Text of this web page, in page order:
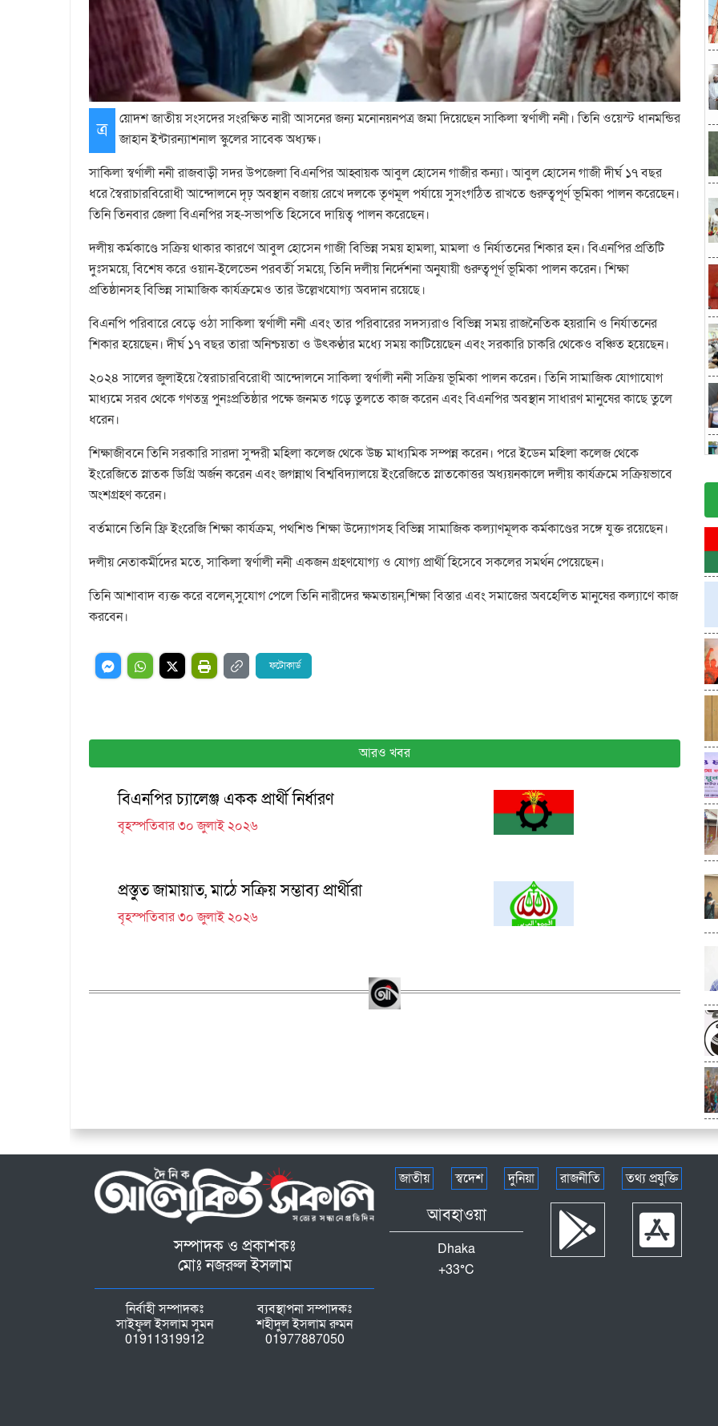
ত্র
য়োদশ জাতীয় সংসদের সংরক্ষিত নারী আসনের জন্য মনোনয়নপত্র জমা দিয়েছেন সাকিলা স্বর্ণালী ননী। তিনি ওয়েস্ট ধানমন্ডির
জাহান ইন্টারন্যাশনাল স্কুলের সাবেক অধ্যক্ষ।
সাকিলা স্বর্ণালী ননী রাজবাড়ী সদর উপজেলা বিএনপির আহ্বায়ক আবুল হোসেন গাজীর কন্যা। আবুল হোসেন গাজী দীর্ঘ ১৭ বছর
ধরে স্বৈরাচারবিরোধী আন্দোলনে দৃঢ় অবস্থান বজায় রেখে দলকে তৃণমূল পর্যায়ে সুসংগঠিত রাখতে গুরুত্বপূর্ণ ভূমিকা পালন করেছেন।
তিনি তিনবার জেলা বিএনপির সহ-সভাপতি হিসেবে দায়িত্ব পালন করেছেন।
দলীয় কর্মকাণ্ডে সক্রিয় থাকার কারণে আবুল হোসেন গাজী বিভিন্ন সময় হামলা, মামলা ও নির্যাতনের শিকার হন। বিএনপির প্রতিটি
দুঃসময়ে, বিশেষ করে ওয়ান-ইলেভেন পরবর্তী সময়ে, তিনি দলীয় নির্দেশনা অনুযায়ী গুরুত্বপূর্ণ ভূমিকা পালন করেন। শিক্ষা
প্রতিষ্ঠানসহ বিভিন্ন সামাজিক কার্যক্রমেও তার উল্লেখযোগ্য অবদান রয়েছে।
বিএনপি পরিবারে বেড়ে ওঠা সাকিলা স্বর্ণালী ননী এবং তার পরিবারের সদস্যরাও বিভিন্ন সময় রাজনৈতিক হয়রানি ও নির্যাতনের
শিকার হয়েছেন। দীর্ঘ ১৭ বছর তারা অনিশ্চয়তা ও উৎকণ্ঠার মধ্যে সময় কাটিয়েছেন এবং সরকারি চাকরি থেকেও বঞ্চিত হয়েছেন।
২০২৪ সালের জুলাইয়ে স্বৈরাচারবিরোধী আন্দোলনে সাকিলা স্বর্ণালী ননী সক্রিয় ভূমিকা পালন করেন। তিনি সামাজিক যোগাযোগ
মাধ্যমে সরব থেকে গণতন্ত্র পুনঃপ্রতিষ্ঠার পক্ষে জনমত গড়ে তুলতে কাজ করেন এবং বিএনপির অবস্থান সাধারণ মানুষের কাছে তুলে
ধরেন।
শিক্ষাজীবনে তিনি সরকারি সারদা সুন্দরী মহিলা কলেজ থেকে উচ্চ মাধ্যমিক সম্পন্ন করেন। পরে ইডেন মহিলা কলেজ থেকে
ইংরেজিতে স্নাতক ডিগ্রি অর্জন করেন এবং জগন্নাথ বিশ্ববিদ্যালয়ে ইংরেজিতে স্নাতকোত্তর অধ্যয়নকালে দলীয় কার্যক্রমে সক্রিয়ভাবে
অংশগ্রহণ করেন।
বর্তমানে তিনি ফ্রি ইংরেজি শিক্ষা কার্যক্রম, পথশিশু শিক্ষা উদ্যোগসহ বিভিন্ন সামাজিক কল্যাণমূলক কর্মকাণ্ডের সঙ্গে যুক্ত রয়েছেন।
দলীয় নেতাকর্মীদের মতে, সাকিলা স্বর্ণালী ননী একজন গ্রহণযোগ্য ও যোগ্য প্রার্থী হিসেবে সকলের সমর্থন পেয়েছেন।
তিনি আশাবাদ ব্যক্ত করে বলেন,সুযোগ পেলে তিনি নারীদের ক্ষমতায়ন,শিক্ষা বিস্তার এবং সমাজের অবহেলিত মানুষের কল্যাণে কাজ
করবেন।
ফটোকার্ড
আরও খবর
বিএনপির চ্যালেঞ্জ একক প্রার্থী নির্ধারণ
বৃহস্পতিবার ৩০ জুলাই ২০২৬
প্রস্তুত জামায়াত, মাঠে সক্রিয় সম্ভাব্য প্রার্থীরা
বৃহস্পতিবার ৩০ জুলাই ২০২৬
সম্পাদক ও প্রকাশকঃ
মোঃ নজরুল ইসলাম
নির্বাহী সম্পাদকঃ
সাইফুল ইসলাম সুমন
01911319912
ব্যবস্থাপনা সম্পাদকঃ
শহীদুল ইসলাম রুমন
01977887050
জাতীয় স্বদেশ দুনিয়া রাজনীতি তথ্য প্রযুক্তি
আবহাওয়া
Dhaka
+33°C